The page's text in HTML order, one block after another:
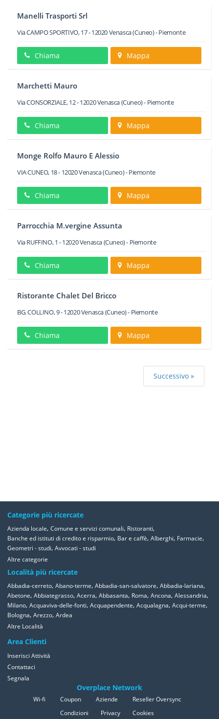
Manelli Trasporti Srl
Via CAMPO SPORTIVO, 17-12020Venasca(Cuneo) -Piemonte
Chiama Mappa
Marchetti Mauro
Via CONSORZIALE, 12-12020Venasca(Cuneo) - Piemonte
Chiama Mappa
Monge Rolfo Mauro E Alessio
VIA CUNEO, 18- 12020Venasca(Cuneo) -Piemonte
Chiama Mappa
Parrocchia M.vergine Assunta
Via RUFFINO, 1 -12020Venasca(Cuneo) - Piemonte
Chiama Mappa
Ristorante Chalet Del Bricco
BG. COLLINO, 9-12020Venasca(Cuneo) - Piemonte
Chiama Mappa
Successivo »
Categorie più ricercate
Azienda locale, Comune e servizi comunali, Ristoranti,
Banche ed istituti di credito e risparmio, Bar e caffè, Alberghi, Farmacie,
Geometri - studi, Avvocati - studi
Altre categorie
Località più ricercate
Abbadia-cerreto, Abano-terme, Abbadia-san-salvatore, Abbadia-lariana,
Abetone, Abbiategrasso, Acerra, Abbasanta, Roma, Ancona, Alessandria,
Milano, Acquaviva-delle-fonti, Acquapendente, Acqualagna, Acqui-terme,
Bologna, Arezzo, Ardea
Altre Località
Area Clienti
Inserisci Attività
Contattaci
Segnala
Overplace Network
Wi-fi Coupon Aziende
Reseller Oversync
Condizioni
Privacy Cookies